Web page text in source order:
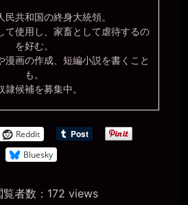
民共和国の終身大統領。
て使用し、家畜として虐待するの
を好む。
漫画の作成、短編小説を書くこと
も。
隷候補を募集中。
Reddit
Bluesky
覧者数：172 views